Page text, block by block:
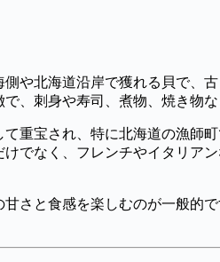
や北海道沿岸で獲れる貝で、
、刺身や寿司、煮物、焼き物
重宝され、特に北海道の漁師
でなく、フレンチやイタリア
さと食感を楽しむのが一般的